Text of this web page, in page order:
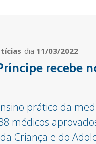
dia 11/03/2022
recebe
prático da
médicos
Criança e do